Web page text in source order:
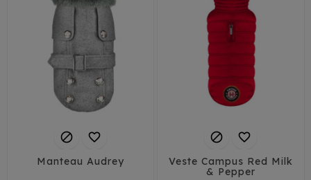
 
Manteau Audrey
 
Veste Campus Red Milk
& Pepper